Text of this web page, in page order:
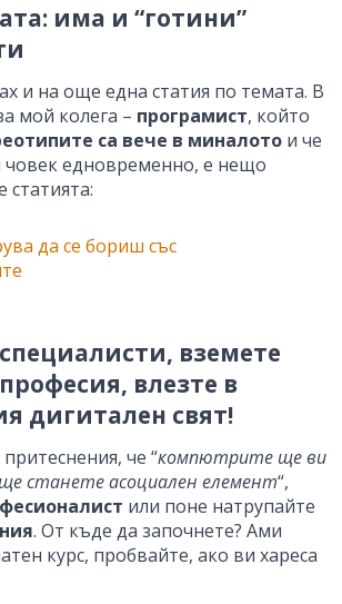
има и “готини”
и на още една статия по темата. В
мой колега – програмист, който
са вече в миналотои че
човек едновременно, е нещо
да се бориш със
вземете
влезте в
дигитален свят!
че “компютрите ще ви
станете асоциален елемент“,
или поне натрупайте
. От къде да започнете? Ами
курс, пробвайте, ако ви хареса